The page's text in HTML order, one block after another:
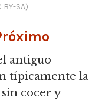
SA)
antiguo
típicamente la
cocer y